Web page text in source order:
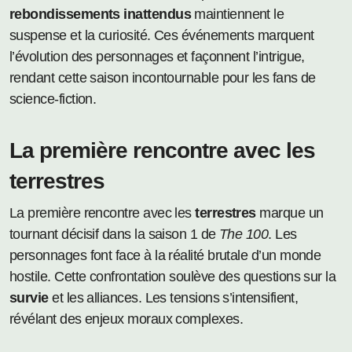
rebondissements inattendusmaintiennent le
suspense et la curiosité. Ces événements marquent
l’évolution des personnages et façonnent l’intrigue,
rendant cette saison incontournable pour les fans de
science-fiction.
La première rencontre avec les
terrestres
La première rencontre avec lesterrestresmarque un
tournant décisif dans la saison 1 de The 100. Les
personnages font face à la réalité brutale d’un monde
hostile. Cette confrontation soulève des questions sur la
survieet les alliances. Les tensions s’intensifient,
révélant des enjeux moraux complexes.